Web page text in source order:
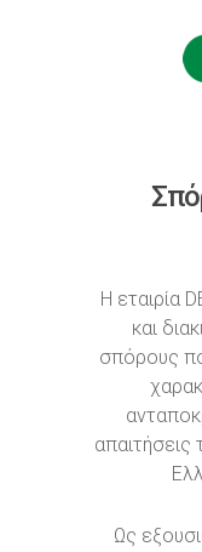
Η εταιρία
και
σπόρους
Ως